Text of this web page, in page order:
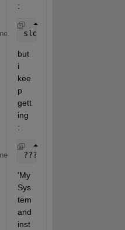
:
sldrtkernel
but
i
kee
p
gett
ing
:
??? Undefined
'My
Sys
tem
and
inst